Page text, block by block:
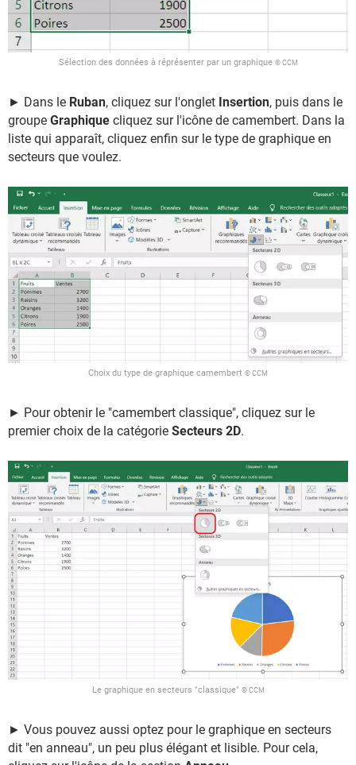
Sélection des données à réprésenter par un graphique © CCM
► Dans le Ruban, cliquez sur l'onglet Insertion, puis dans le
groupe Graphique cliquez sur l'icône de camembert. Dans la
liste qui apparaît, cliquez enfin sur le type de graphique en
secteurs que voulez.
Choix du type de graphique camembert © CCM
► Pour obtenir le "camembert classique", cliquez sur le
premier choix de la catégorie Secteurs 2D.
Le graphique en secteurs "classique" © CCM
► Vous pouvez aussi optez pour le graphique en secteurs
dit "en anneau", un peu plus élégant et lisible. Pour cela,